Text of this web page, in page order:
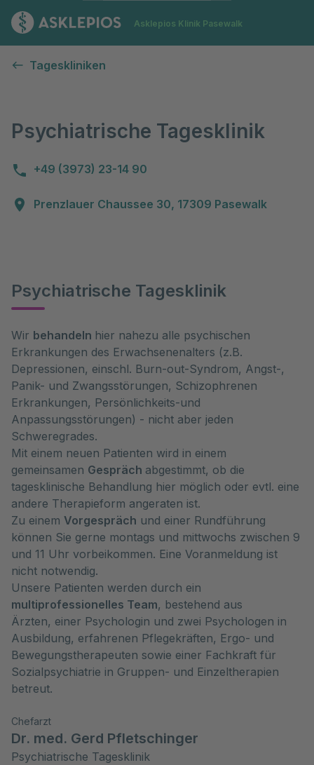
Zur Startseite
Asklepios Klinik Pasewalk
Tageskliniken
Psychiatrische Tagesklinik
+49 (3973) 23-14 90
Prenzlauer Chaussee 30, 17309 Pasewalk
Psychiatrische Tagesklinik
Wir behandeln hier nahezu alle psychischen
Erkrankungen des Erwachsenenalters (z.B.
Depressionen, einschl. Burn-out-Syndrom, Angst-,
Panik- und Zwangsstörungen, Schizophrenen
Erkrankungen, Persönlichkeits-und
Anpassungsstörungen) - nicht aber jeden
Schweregrades.
Mit einem neuen Patienten wird in einem
gemeinsamen Gespräch abgestimmt, ob die
tagesklinische Behandlung hier möglich oder evtl. eine
andere Therapieform angeraten ist.
Zu einem Vorgespräch und einer Rundführung
können Sie gerne montags und mittwochs zwischen 9
und 11 Uhr vorbeikommen. Eine Voranmeldung ist
nicht notwendig.
Unsere Patienten werden durch ein
multiprofessionelles Team, bestehend aus
Ärzten, einer Psychologin und zwei Psychologen in
Ausbildung, erfahrenen Pflegekräften, Ergo- und
Bewegungstherapeuten sowie einer Fachkraft für
Sozialpsychiatrie in Gruppen- und Einzeltherapien
betreut.
Chefarzt
Dr. med. Gerd Pfletschinger
Psychiatrische Tagesklinik